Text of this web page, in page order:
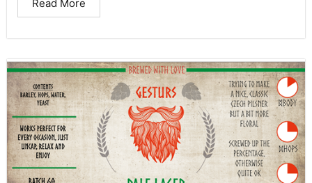
Read More